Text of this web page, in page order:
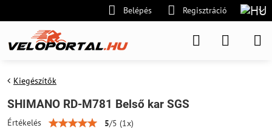
Belépés Regisztráció
Kiegészítők
SHIMANO RD-M781 Belső kar SGS
Értékelés 5/5 (1x)